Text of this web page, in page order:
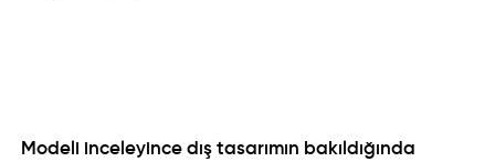
Modeli inceleyince dış tasarımın bakıldığında